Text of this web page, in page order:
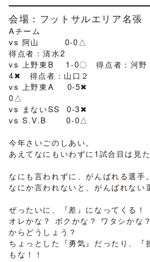
会場：フットサルエリア名張
Aチーム Bチ
vs 阿山 0-0△ vs
得点者：清水2
vs 上野東B 1-0〇 得点者：
4✖ 得点者：山口２
vs 上野東A 0-
0△
vs まないSS 0-3✖
vs S.V.B 0-0△
今年さいごのしあい。
あえてなにもいわずに1試合目は見た
なにも言われずに、がんばれる選手。
なにか言われないと、がんばれない
ぜったいに、『差』になってくる！
オレかな？ ボクかな？ ワタシかな
からどうしょう？
ちょっとした『勇気』だったり、『
もな！！